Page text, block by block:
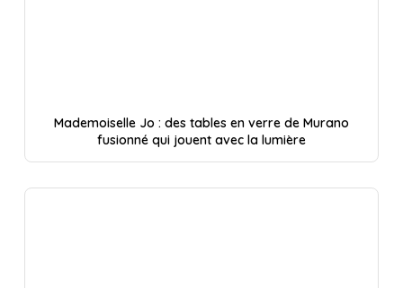
Mademoiselle Jo : des tables en verre de Murano
fusionné qui jouent avec la lumière